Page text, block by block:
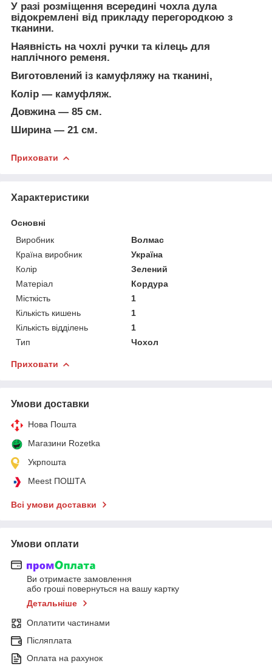
У разі розміщення всередині чохла дула
відокремлені від прикладу перегородкою з
тканини.
Наявність на чохлі ручки та кілець для
наплічного ременя.
Виготовлений із камуфляжу на тканині,
Колір — камуфляж.
Довжина — 85 см.
Ширина — 21 см.
Приховати
Характеристики
Основні
Виробник
Волмас
Країна виробник
Україна
Колір
Зелений
Матеріал
Кордура
Місткість
1
Кількість кишень
1
Кількість відділень
1
Тип
Чохол
Приховати
Умови доставки
Нова Пошта
Магазини Rozetka
Укрпошта
Meest ПОШТА
Всі умови доставки
Умови оплати
Ви отримаєте замовлення
або гроші повернуться на вашу картку
Детальніше
Оплатити частинами
Післяплата
Оплата на рахунок